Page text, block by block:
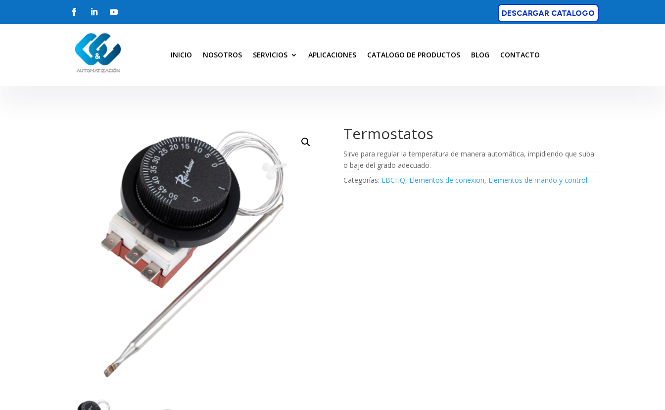
DESCARGAR CATALOGO
INICIO NOSOTROS SERVICIOS APLICACIONES CATALOGO DE PRODUCTOS BLOG CONTACTO
Termostatos
Sirve para regular la temperatura de manera automática, impidiendo que suba
o baje del grado adecuado.
Categorías: EBCHQ, Elementos de conexion, Elementos de mando y control